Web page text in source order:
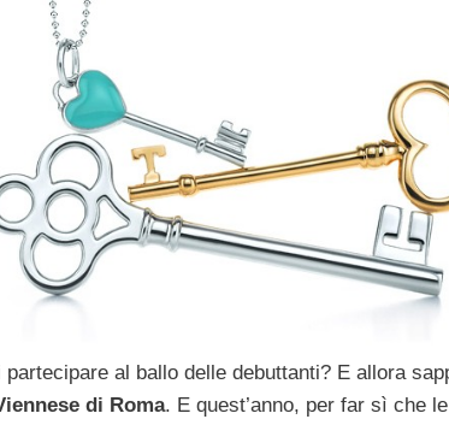
al ballo delle debuttanti? E allora
di Roma. E quest’anno, per far sì che